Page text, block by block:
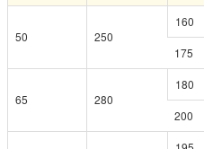
50 250
160
175
65 280
180
200